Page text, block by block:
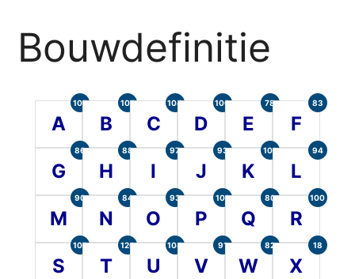
Bouwdefinitie
A
105
B
107
C
104
D
100
E
78
F
83
G
86
H
88
I
97
J
93
K
101
L
94
M
90
N
84
O
93
P
101
Q
80
R
100
S
107
T
120
U
104
V
91
W
82
X
18